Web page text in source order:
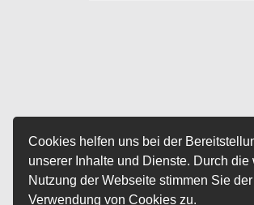
Cookies helfen uns bei der
unserer Inhalte und Dienste. Durch die
Nutzung der Webseite stimmen Sie der
Verwendung von Cookies zu.